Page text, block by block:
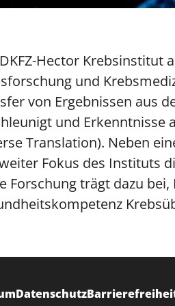
Hector
und
von Ergebnissen aus
und Erkenntnisse
Translation). Neben
Fokus des Instituts
Forschung trägt dazu
Datenschutz